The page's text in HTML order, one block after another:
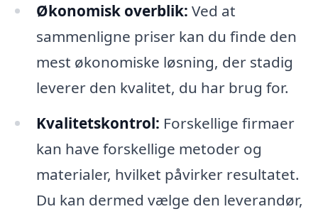
Økonomisk overblik: Ved at
sammenligne priser kan du finde den
mest økonomiske løsning, der stadig
leverer den kvalitet, du har brug for.
Kvalitetskontrol: Forskellige firmaer
kan have forskellige metoder og
materialer, hvilket påvirker resultatet.
Du kan dermed vælge den leverandør,